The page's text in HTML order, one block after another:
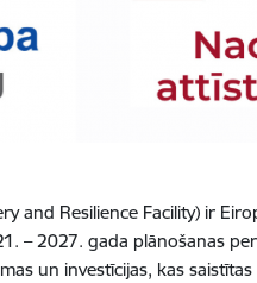
and Resilience Facility) ir
– 2027. gada plānošanas
un investīcijas, kas